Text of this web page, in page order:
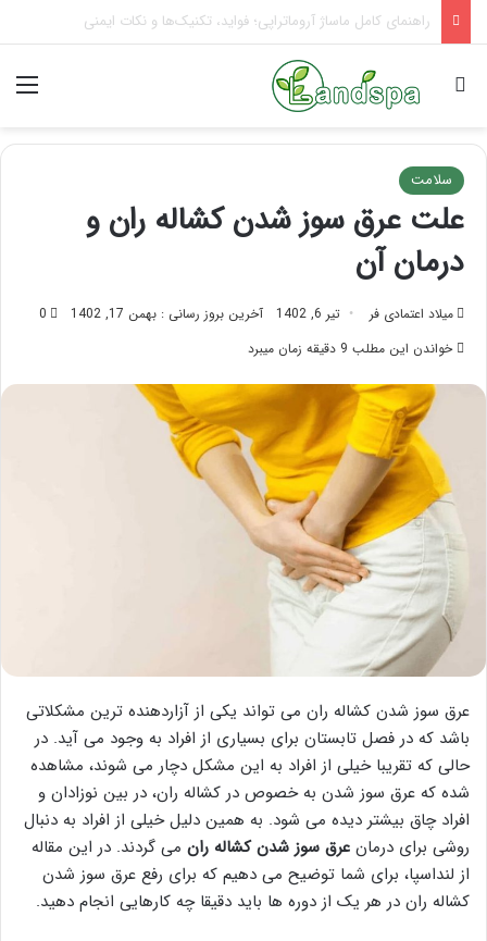
تاثیر ماساژ بر افسردگی؛ با ماساژ درمانی افسردگی را درمان کنید!
جستجو برای
سلامت
علت عرق سوز شدن کشاله ران و
درمان آن
میلاد اعتمادی فر تیر 6, 1402 آخرین بروز رسانی : بهمن 17, 1402
0
خواندن این مطلب 9 دقیقه زمان میبرد
عرق سوز شدن کشاله ران می تواند یکی از آزاردهنده ترین مشکلاتی
باشد که در فصل تابستان برای بسیاری از افراد به وجود می آید. در
حالی که تقریبا خیلی از افراد به این مشکل دچار می شوند، مشاهده
شده که عرق سوز شدن به خصوص در کشاله ران، در بین نوزادان و
افراد چاق بیشتر دیده می شود. به همین دلیل خیلی از افراد به دنبال
روشی برای درمان عرق سوز شدن کشاله ران می گردند. در این مقاله
از لنداسپا، برای شما توضیح می دهیم که برای رفع عرق سوز شدن
کشاله ران در هر یک از دوره ها باید دقیقا چه کارهایی انجام دهید.